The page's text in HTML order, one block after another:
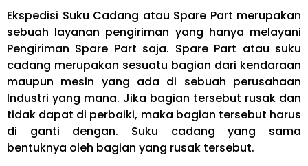
Ekspedisi Suku Cadang atau Spare Part merupakan
sebuah layanan pengiriman yang hanya melayani
Pengiriman Spare Part saja. Spare Part atau suku
cadang merupakan sesuatu bagian dari kendaraan
maupun mesin yang ada di sebuah perusahaan
Industri yang mana. Jika bagian tersebut rusak dan
tidak dapat di perbaiki, maka bagian tersebut harus
di ganti dengan. Suku cadang yang sama
bentuknya oleh bagian yang rusak tersebut.